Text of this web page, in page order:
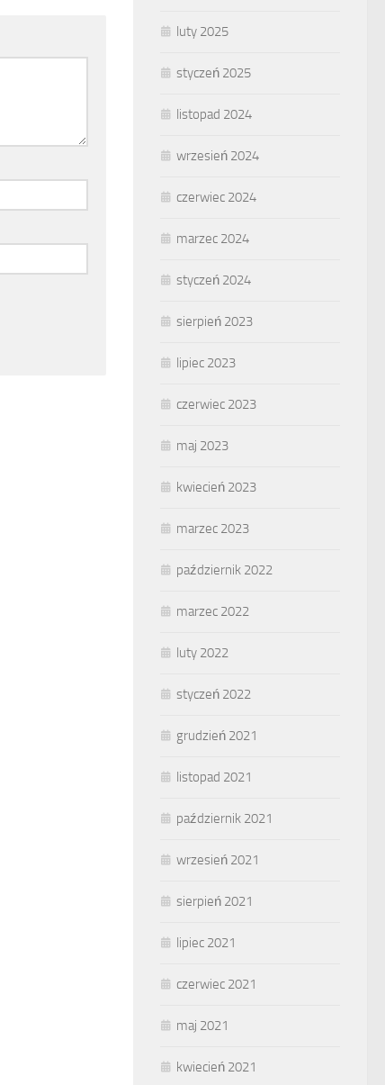
luty 2025
styczeń 2025
listopad 2024
wrzesień 2024
czerwiec 2024
marzec 2024
styczeń 2024
sierpień 2023
lipiec 2023
czerwiec 2023
maj 2023
kwiecień 2023
marzec 2023
październik 2022
marzec 2022
luty 2022
styczeń 2022
grudzień 2021
listopad 2021
październik 2021
wrzesień 2021
sierpień 2021
lipiec 2021
czerwiec 2021
maj 2021
kwiecień 2021